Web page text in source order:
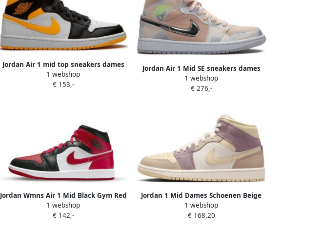
Jordan Air 1 mid top sneakers dames
rubber leer Polyester 10.5 Wit
1 webshop
€ 153,-
Jordan Air 1 Mid SE sneakers dames
rubber leer suède Polyester 6.5 Roze
1 webshop
€ 276,-
Jordan Wmns Air 1 Mid Black Gym Red
White Schoenmaat 37 1 2 Sneakers
BQ6472 079
1 webshop
€ 142,-
Jordan 1 Mid Dames Schoenen Beige
Maat: 36.5 Polyester Foot Locker
1 webshop
€ 168,20